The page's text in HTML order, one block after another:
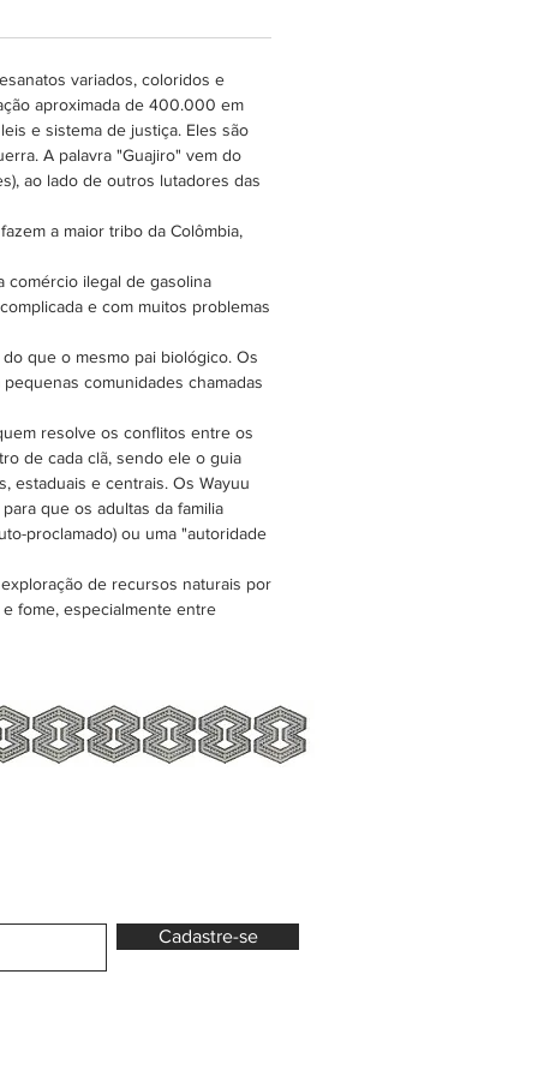
mas seguem
e especiais. Já
a ter 200 cores diferentes,
causa da logística complexa e
25 cores por vez. Portanto, a
estação. Os novelos são
peso, igual a tradição
melhorará com
variados, coloridos e
aproximada de 400.000 em
e sistema de justiça. Eles são
A palavra "Guajiro" vem do
ao lado de outros lutadores das
a maior tribo da Colômbia,
comércio ilegal de gasolina
e com muitos problemas
que o mesmo pai biológico. Os
comunidades chamadas
resolve os conflitos entre os
de cada clã, sendo ele o guia
estaduais e centrais. Os Wayuu
que os adultas da familia
proclamado) ou uma "autoridade
de recursos naturais por
fome, especialmente entre
Cadastre-se